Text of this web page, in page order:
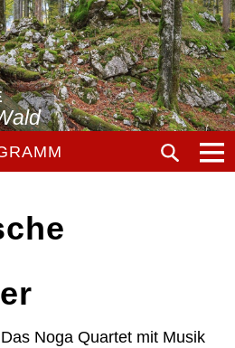
Noga Quartet mit Musik